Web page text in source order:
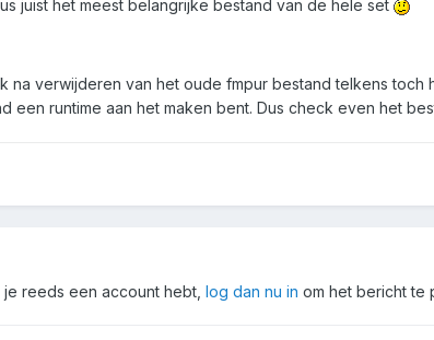
juist het meest belangrijke bestand van de hele set
na verwijderen van het oude fmpur bestand telkens
een runtime aan het maken bent. Dus check even het
reeds een account hebt, log dan nu in om het bericht te